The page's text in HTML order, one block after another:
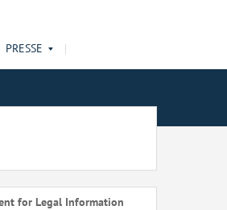
PRESSE
for Legal Information